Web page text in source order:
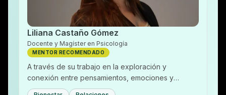
Liliana Castaño Gómez
Docente y Magíster en Psicología
MENTOR RECOMENDADO
A través de su trabajo en la exploración y
conexión entre pensamientos, emociones y
acciones, utiliza un enfoque empático y basado en